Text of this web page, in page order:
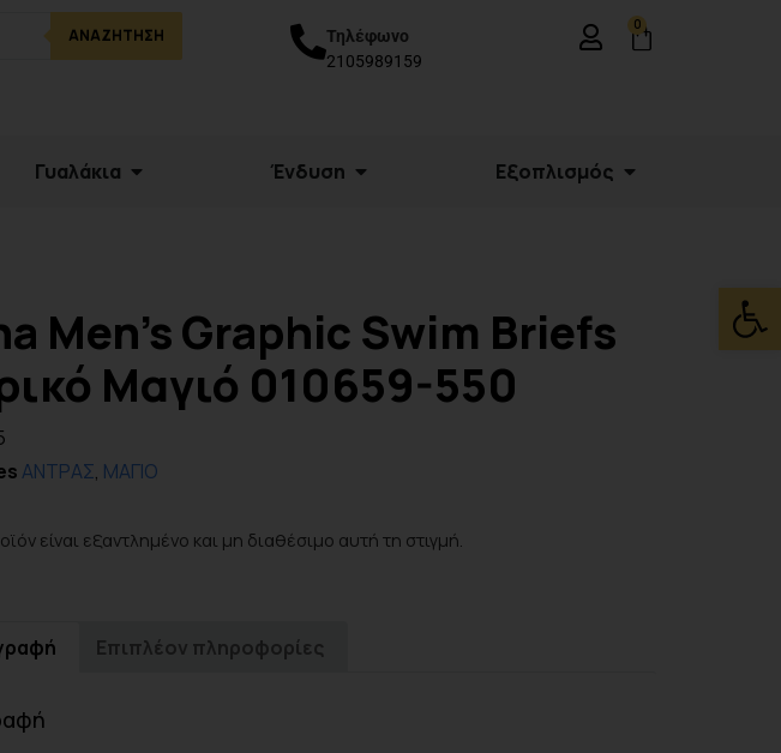
ΑΝΑΖΉΤΗΣΗ
Τηλέφωνο
2105989159
0
Γυαλάκια Ένδυση Εξοπλισμός
Men’s Graphic Swim Briefs
Μαγιό 010659-550
ΑΝΤΡΑΣ, ΜΑΓΙΟ
είναι εξαντλημένο και μη διαθέσιμο αυτή τη στιγμή.
Επιπλέον πληροφορίες